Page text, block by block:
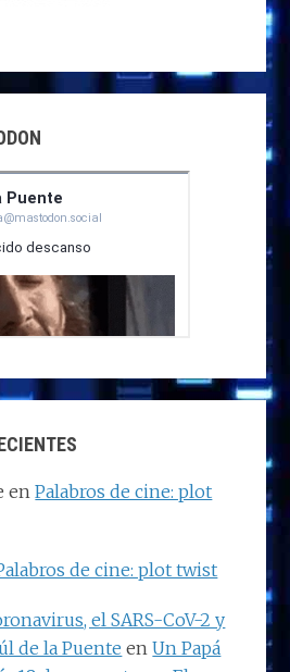
enPalabros de cine: plot
de cine: plot twist
el SARS-CoV-2 y
de la Puente enUn Papá